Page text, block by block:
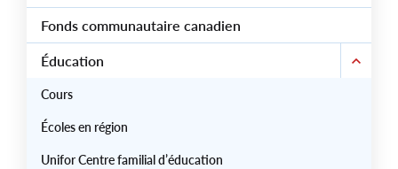
Fonds communautaire canadien
Éducation
Cours
Écoles en région
Unifor Centre familial d’éducation